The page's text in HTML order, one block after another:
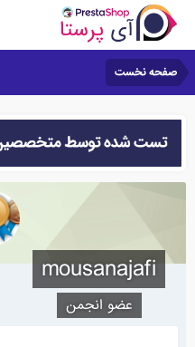
صفحه نخست
mousanajafi
عضو انجمن